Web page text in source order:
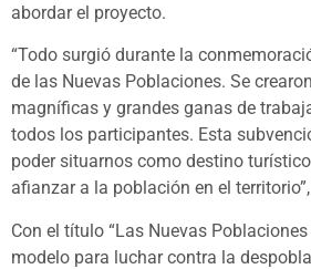
abordar el proyecto.
“Todo surgió durante la
de las Nuevas Poblaciones. Se
magníficas y grandes ganas de
todos los participantes. Esta
poder situarnos como destino
afianzar a la población en el
Con el título “Las Nuevas Poblaciones
modelo para luchar contra la